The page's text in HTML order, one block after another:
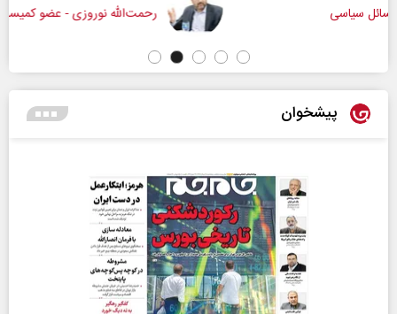
رحمت‌الله نوروزی - عضو کمیسیون اجتماعی مجلس
پیشخوان